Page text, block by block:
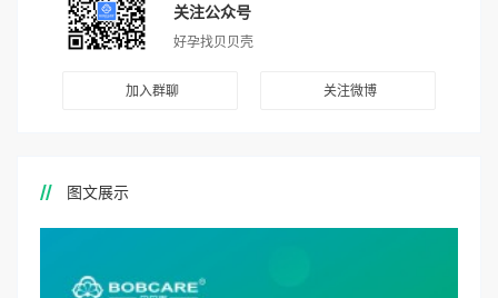
关注公众号
好孕找贝贝壳
加入群聊 关注微博
图文展示